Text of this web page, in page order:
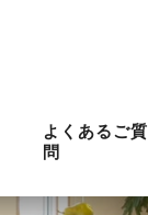
よくあるご質
問